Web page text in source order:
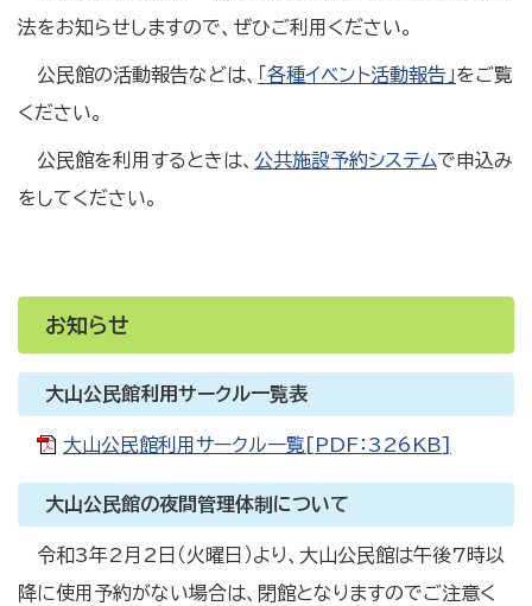
法をお知らせしますので、ぜひご利用ください。
公民館の活動報告などは、 「各種イベント活動報告」をご覧
ください。
公民館を利用するときは、 公共施設予約システムで申込み
をしてください。
お知らせ
大山公民館利用サークル一覧表
大山公民館利用サークル一覧[PDF：326KB]
大山公民館の夜間管理体制について
令和3年2月2日（火曜日）より、大山公民館は午後7時以
降に使用予約がない場合は、閉館となりますのでご注意く